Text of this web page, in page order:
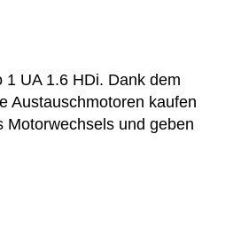
UA 1.6 HDi. Dank dem
Austauschmotoren kaufen
und geben